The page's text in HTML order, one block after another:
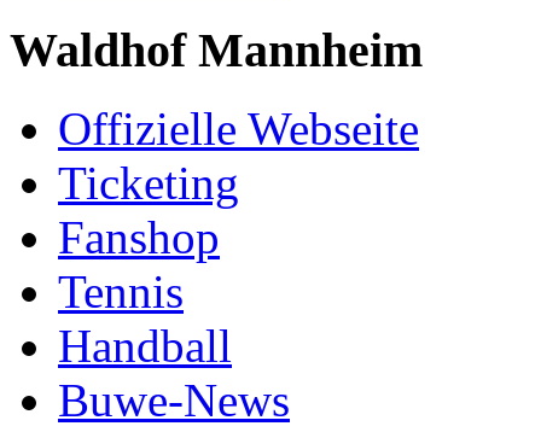
Waldhof Mannheim
Offizielle Webseite
Ticketing
Fanshop
Tennis
Handball
Buwe-News